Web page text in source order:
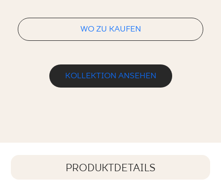
WO ZU KAUFEN
KOLLEKTION ANSEHEN
PRODUKTDETAILS